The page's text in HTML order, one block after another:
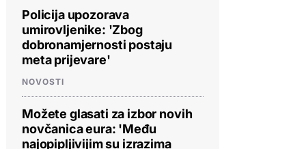
Policija upozorava
umirovljenike: 'Zbog
dobronamjernosti postaju
meta prijevare'
NOVOSTI
Možete glasati za izbor novih
novčanica eura: 'Među
najopipljivijim su izrazima